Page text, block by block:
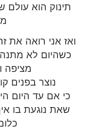
תינוק הוא
ואז אני רואה את
כשהיום לא
מציפה
נוצר בפנים
כי אם עד היום
שאת נוגעת בו